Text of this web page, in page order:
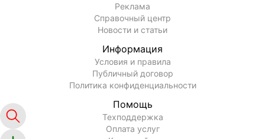
Реклама
Справочный центр
Новости и статьи
Информация
Условия и правила
Публичный договор
Политика конфиденциальности
Помощь
Техподдержка
Оплата услуг